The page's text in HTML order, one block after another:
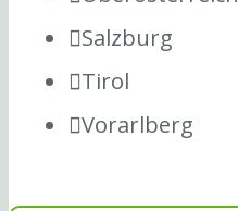
Salzburg
Tirol
Vorarlberg